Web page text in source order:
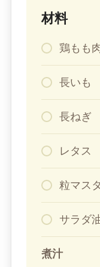
材料
鶏もも
長いも
長ねぎ
レタス
粒マス
サラダ
煮汁